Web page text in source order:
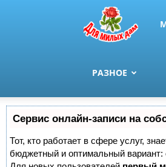
РАЗНОЕ
Сервис онлайн-записи на
Тот, кто работает в сфере услуг,
бюджетный и оптимальный вариант: